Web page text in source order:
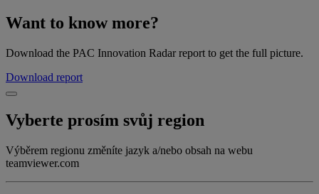
Want to know more?
Download the PAC Innovation Radar report to get the full picture.
Download report
Vyberte prosím svůj region
Výběrem regionu změníte jazyk a/nebo obsah na webu
teamviewer.com